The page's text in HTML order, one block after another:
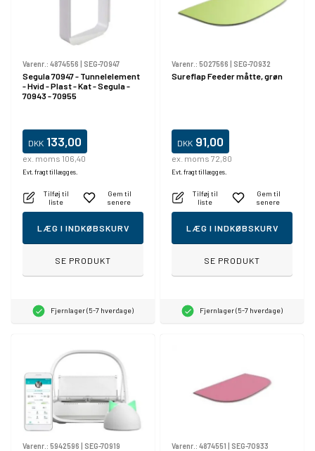
Varenr.: 4874556 SEG-70947
Segula 70947 - Tunnelelement
- Hvid - Plast - Kat - Segula -
70943 - 70955
DKK 133,00
ex. moms 106,40
Evt. fragt tillægges.
Tilføj til
liste
Gem til
senere
LÆG I INDKØBSKURV
SE PRODUKT
Fjernlager (5-7 hverdage)
Varenr.: 5027566 SEG-70932
Sureflap Feeder måtte, grøn
DKK 91,00
ex. moms 72,80
Evt. fragt tillægges.
Tilføj til
liste
Gem til
senere
LÆG I INDKØBSKURV
SE PRODUKT
Fjernlager (5-7 hverdage)
Varenr.: 5942596 SEG-70919 Varenr.: 4874551 SEG-70933